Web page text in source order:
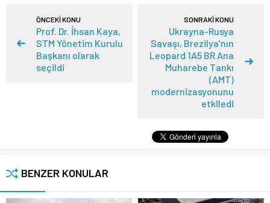
ÖNCEKİ KONU
Prof. Dr. İhsan Kaya,
STM Yönetim Kurulu
Başkanı olarak
seçildi
SONRAKİ KONU
Ukrayna-Rusya
Savaşı, Brezilya’nın
Leopard 1A5 BR Ana
Muharebe Tankı
(AMT)
modernizasyonunu
etkiledi
BENZER KONULAR